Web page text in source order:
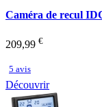
Caméra de recul
209,99 €
5 avis
Découvrir